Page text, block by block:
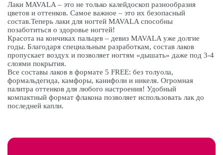
Лаки MAVALA – это не только калейдоскоп разнообразия
цветов и оттенков. Самое важное – это их безопасный
состав.Теперь лаки для ногтей MAVALA способны
позаботиться о здоровье ногтей!
Красота на кончиках пальцев – девиз MAVALA уже долгие
годы. Благодаря специальным разработкам, состав лаков
пропускает воздух и позволяет ногтям «дышать» даже под 3-4
слоями покрытия.
Все составы лаков в формате 5 FREE: без толуола,
формальдегида, камфоры, канифоли и никеля. Огромная
палитра оттенков для любого настроения! Удобный
компактный формат флакона позволяет использовать лак до
последней капли.